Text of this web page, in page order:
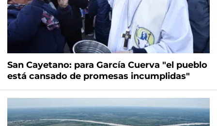
San Cayetano: para García Cuerva "el pueblo
está cansado de promesas incumplidas"